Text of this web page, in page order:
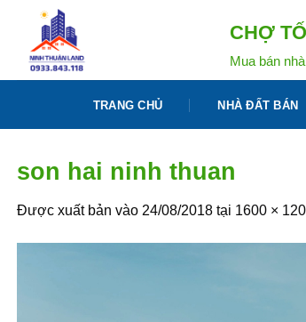
dung
CHỢ
Mua bán
TRANG CHỦ NHÀ ĐẤT BÁN
son hai ninh thuan
Được xuất bản vào 24/08/2018 tại 1600 ×